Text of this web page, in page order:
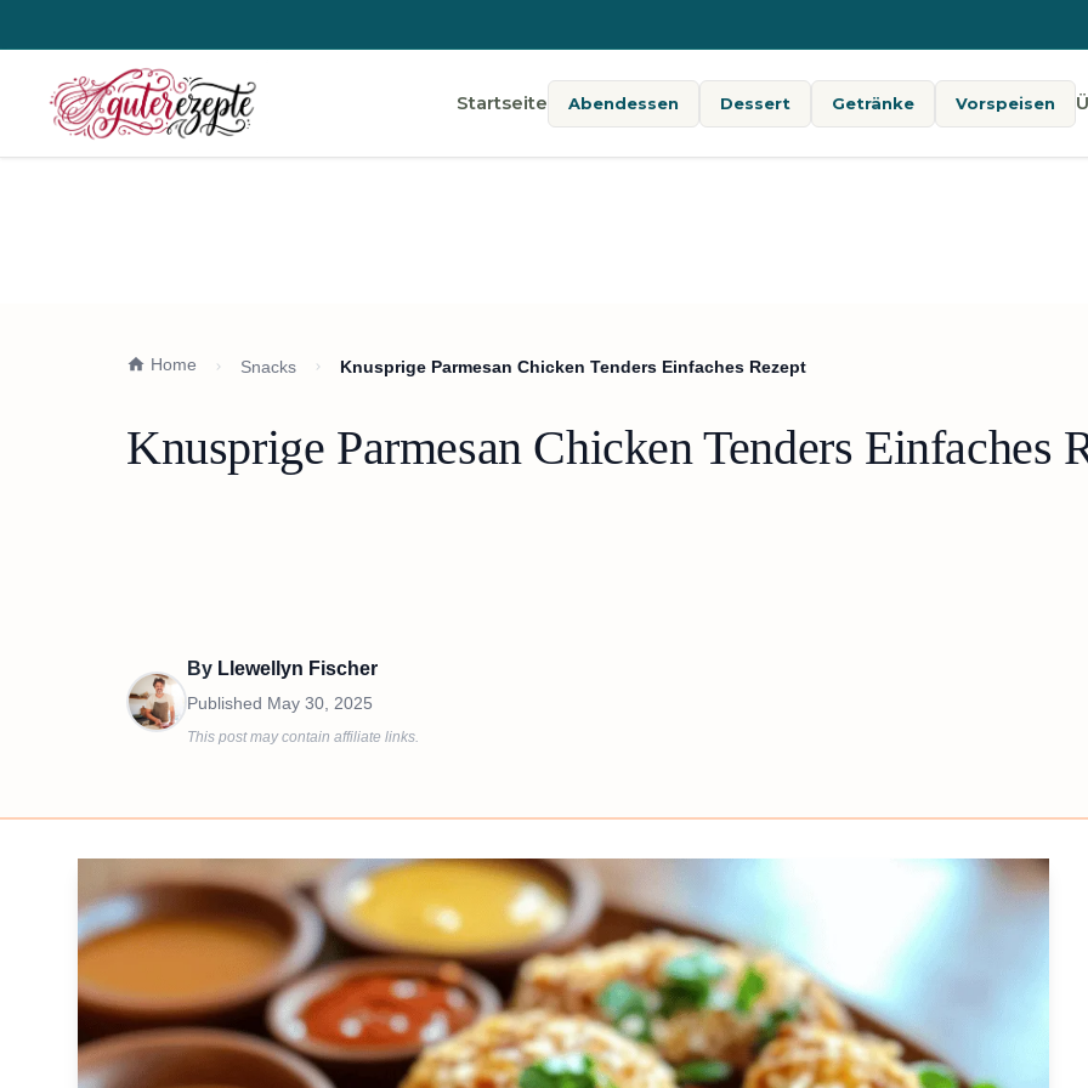
Startseite Abendessen Dessert Getränke Vorspeisen
Home Snacks Knusprige Parmesan Chicken Tenders Einfaches Rezept
Knusprige Parmesan Chicken Tenders Einfaches
By Llewellyn Fischer
Published May 30, 2025
This post may contain affiliate links.